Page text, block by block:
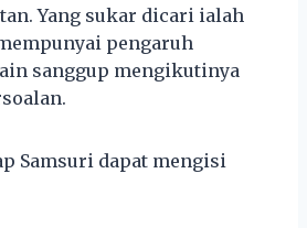
Yang sukar dicari ialah
pengaruh
sanggup mengikutinya
Samsuri dapat mengisi